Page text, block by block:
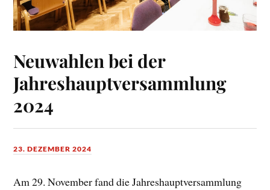
Neuwahlen bei der
Jahreshauptversammlung
2024
23. DEZEMBER 2024
Am 29. November fand die Jahreshauptversammlung